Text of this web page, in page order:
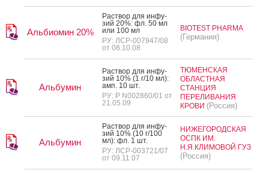
Альбиомин 20%
Рас­твор для ин­фу­
зий 20%: фл. 50 мл
или 100 мл
РУ: ЛСР-007947/08
от 08.10.08
BIOTEST PHARMA
(Германия)
Альбумин
Рас­твор для ин­фу­
зий 10% (1 г/10 мл):
амп. 10 шт.
РУ: Р N002860/01 от
21.05.09
ТЮМЕНСКАЯ
ОБЛАСТНАЯ
СТАНЦИЯ
ПЕРЕЛИВАНИЯ
КРОВИ (Россия)
Альбумин
Рас­твор для ин­фу­
зий 10% (10 г/100
мл): фл. 1 шт.
РУ: ЛСР-003721/07
от 09.11.07
НИЖЕГОРОДСКАЯ
ОСПК ИМ.
Н.Я.КЛИМОВОЙ ГУЗ
(Россия)